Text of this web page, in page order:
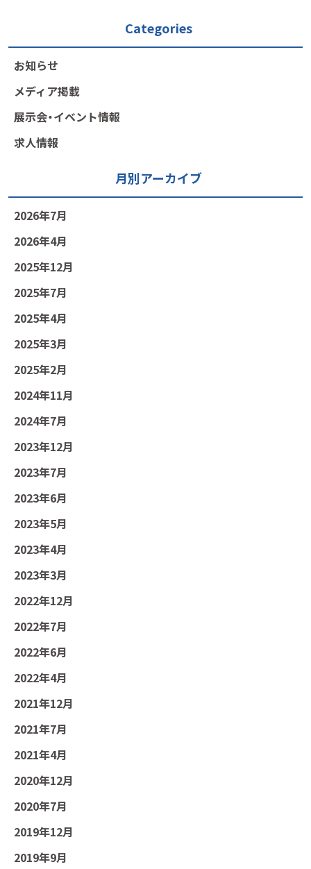
Categories
お知らせ
メディア掲載
展示会・イベント情報
求人情報
月別アーカイブ
2026年7月
2026年4月
2025年12月
2025年7月
2025年4月
2025年3月
2025年2月
2024年11月
2024年7月
2023年12月
2023年7月
2023年6月
2023年5月
2023年4月
2023年3月
2022年12月
2022年7月
2022年6月
2022年4月
2021年12月
2021年7月
2021年4月
2020年12月
2020年7月
2019年12月
2019年9月